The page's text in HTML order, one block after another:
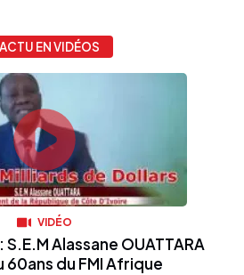
EN VIDÉOS
VIDÉO
S.E.M Alassane OUATTARA
60ans du FMI Afrique